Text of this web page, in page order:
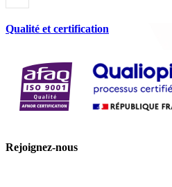
Qualité et certification
Rejoignez-nous